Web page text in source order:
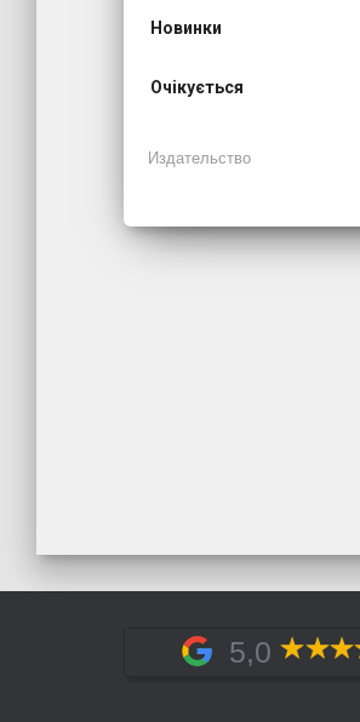
Новинки
Очікується
5,0